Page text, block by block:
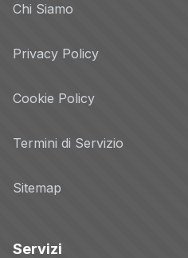
Chi Siamo
Privacy Policy
Cookie Policy
Termini di Servizio
Sitemap
Servizi